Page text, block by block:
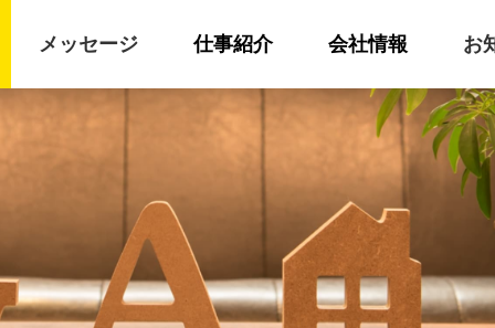
メッセージ 仕事紹介 会社情報 お